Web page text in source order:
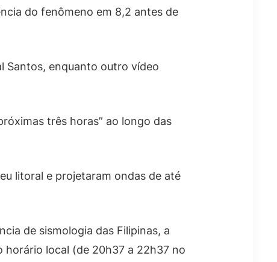
do fenômeno em 8,2 antes de
Santos, enquanto outro vídeo
três horas” ao longo das
litoral e projetaram ondas de até
de sismologia das Filipinas, a
horário local (de 20h37 a 22h37 no